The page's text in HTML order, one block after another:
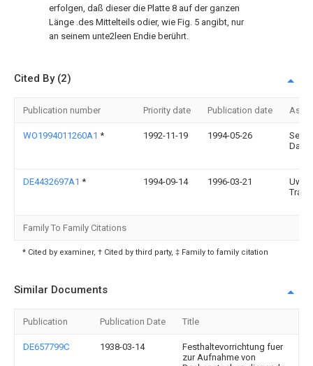
erfolgen, daß dieser die Platte 8 auf der ganzen
Länge .des Mittelteils odier, wie Fig. 5 angibt, nur
an seinem unte2leen Endie berührt.
Cited By (2)
Publication number Priority date Publication date
WO1994011260A1 * 1992-11-19 1994-05-26
Dae
DE4432697A1 * 1994-09-14 1996-03-21
Uwe
Family To Family Citations
* Cited by examiner, † Cited by third party, ‡ Family to family citation
Similar Documents
Publication Publication Date Title
DE657799C 1938-03-14
Festhaltevorrichtung fuer
zur Aufnahme von